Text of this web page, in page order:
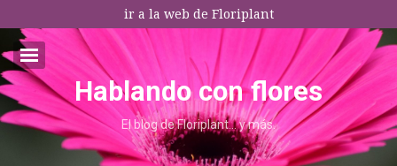
ir a la web de Floriplant
Email:*
Hablando con flores
El blog de Floriplant… y más.